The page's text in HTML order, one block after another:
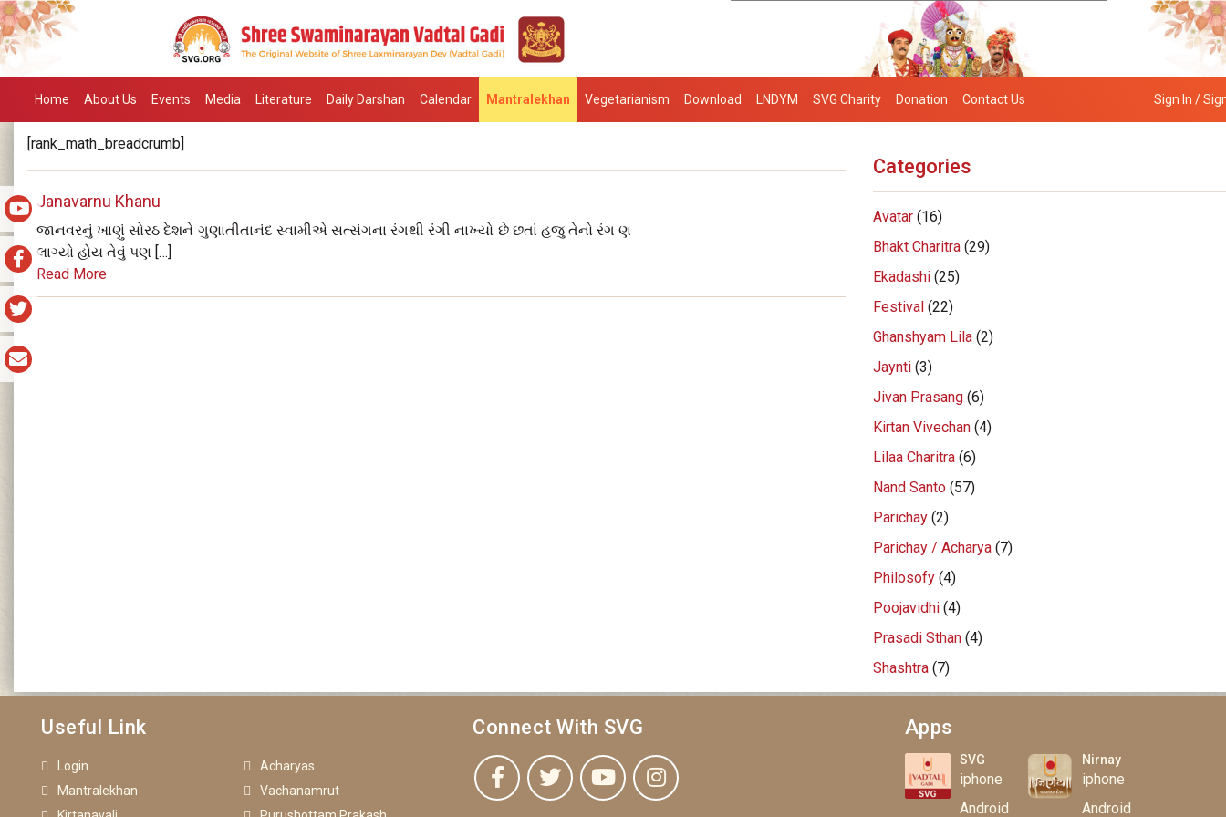
Home About Us Events Media Literature Daily Darshan Calendar Mantralekhan Vegetarianism Download LNDYM SVG Charity Donation Contact Us Sign In /
[rank_math_breadcrumb]
Janavarnu Khanu
જાનવરનું ખાણું સોરઠ દેશને ગુણાતીતાનંદ સ્વામીએ સત્સંગના રંગથી રંગી નાખ્યો છે છતાં હજુ તેનો રંગ ણ
લાગ્યો હોય તેવું પણ […]
Read More
Categories
Avatar(16)
Bhakt Charitra(29)
Ekadashi(25)
Festival(22)
Ghanshyam Lila(2)
Jaynti(3)
Jivan Prasang(6)
Kirtan Vivechan(4)
Lilaa Charitra(6)
Nand Santo(57)
Parichay(2)
Parichay / Acharya(7)
Philosofy(4)
Poojavidhi(4)
Prasadi Sthan(4)
Shashtra(7)
Useful Link
Login
Acharyas
Mantralekhan
Vachanamrut
Connect With SVG Apps
SVG
iphone
Android
Nirnay
iphone
Android